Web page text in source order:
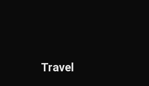
Travel